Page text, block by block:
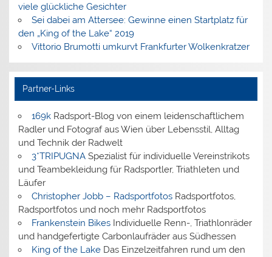
viele glückliche Gesichter
Sei dabei am Attersee: Gewinne einen Startplatz für
den „King of the Lake“ 2019
Vittorio Brumotti umkurvt Frankfurter Wolkenkratzer
Partner-Links
169kRadsport-Blog von einem leidenschaftlichem
Radler und Fotograf aus Wien über Lebensstil, Alltag
und Technik der Radwelt
3*TRIPUGNASpezialist für individuelle Vereinstrikots
und Teambekleidung für Radsportler, Triathleten und
Läufer
Christopher Jobb – RadsportfotosRadsportfotos,
Radsportfotos und noch mehr Radsportfotos
Frankenstein BikesIndividuelle Renn-, Triathlonräder
und handgefertigte Carbonlaufräder aus Südhessen
King of the LakeDas Einzelzeitfahren rund um den